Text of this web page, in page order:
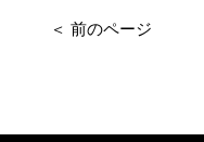
＜ 前のページ